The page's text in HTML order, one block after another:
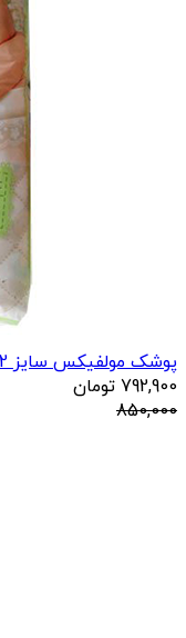
پوشک مولفیکس سایز 2 ( 44...
792,900 تومان
850,000